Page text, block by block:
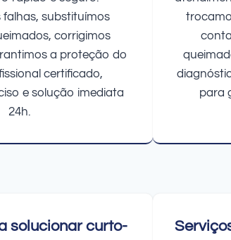
falhas, substituímos
corrigimos
a proteção do
certificado,
e solução imediata
24h.
para
solucionar curto-